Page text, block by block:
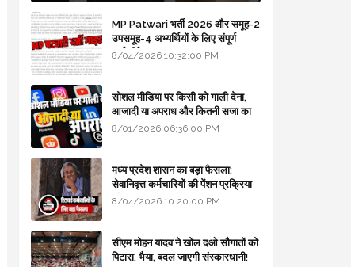
MP Patwari भर्ती 2026 और समूह-2
उपसमूह-4 अभ्यर्थियों के लिए संपूर्ण
मार्गदर्शिका
8/04/2026 10:32:00 PM
सोशल मीडिया पर किसी को गाली देना,
आजादी या अपराध और कितनी सजा का
प्रावधान - free legal advice
8/01/2026 06:36:00 PM
मध्य प्रदेश शासन का बड़ा फैसला:
सेवानिवृत्त कर्मचारियों की पेंशन प्रक्रिया
और बजट कोडिंग में हुए क्रांतिकारी
8/04/2026 10:20:00 PM
सीएम मोहन यादव ने खोल दओ सौगातों को
पिटारा, भैया, बदल जाएगी संस्कारधानी!